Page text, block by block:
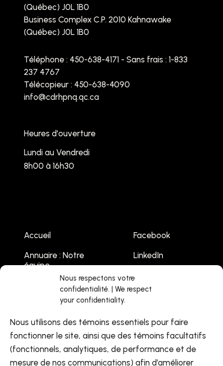
Nous respectons votre
confidentialité. | We respect
your confidentiality.
Nous utilisons des témoins essentiels pour faire
fonctionner le site, ainsi que des témoins facultatifs
(fonctionnels, analytiques, de performance et de
mesure de nos communications) afin d’améliorer
(Québec) J0L 1B0
Business Complex C.P. 2010 Kahnawake
(Québec) J0L 1B0
Téléphone : 450-638-4171 - Sans frais : 1-833
237 4767
Télécopieur : 450-638-4090
info@cdrhpnq.qc.ca
Heures d'ouverture
Lundi au Vendredi
8h00 à 16h30
Accueil
Annuaire : Notre
équipe
Contactez-nous
Facebook
LinkedIn
Youtube